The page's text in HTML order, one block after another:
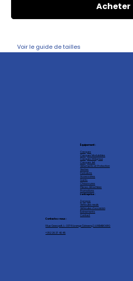
Acheter
Voir le guide de tailles
Équipement :
Casques
Casques Modulables
Casques intégraux
Casques Jet
Vêtements et Protection
Vestes
Pantalons
Accessoires
Gants
Chaussures
Pièces détachées
Promotions
L'entreprise :
À propos
Véhicules neufs
Véhicules d'occasion
Événements
Contact
Contactez nous :
1 Rue Geespelt, L-3378 Livange (Léiweng), LUXEMBOURG
+352 26 37 40 45